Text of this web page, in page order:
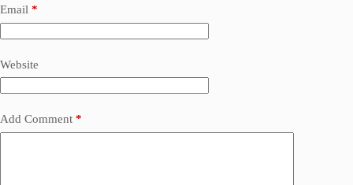
Email *
Website
Add Comment *